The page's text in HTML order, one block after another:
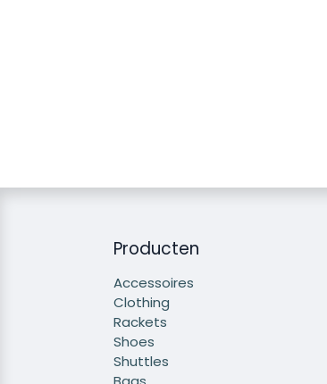
Producten
Accessoires
Clothing
Rackets
Shoes
Shuttles